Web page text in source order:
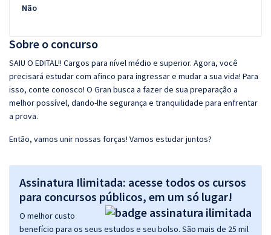
Sobre o concurso
SAIU O EDITAL!! Cargos para nível médio e superior. Agora, você
precisará estudar com afinco para ingressar e mudar a sua vida! Para
isso, conte conosco! O Gran busca a fazer de sua preparação a
melhor possível, dando-lhe segurança e tranquilidade para enfrentar
a prova.
Então, vamos unir nossas forças! Vamos estudar juntos?
Assinatura Ilimitada: acesse todos os cursos
para concursos públicos, em um só lugar!
O melhor custo
benefício para os seus estudos e seu bolso. São mais de 25 mil
Não